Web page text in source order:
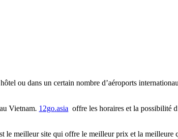
ou dans un certain nombre d’aéroports
au Vietnam. 12go.asia offre les horaires et la possibilité
le meilleur site qui offre le meilleur prix et la meilleure